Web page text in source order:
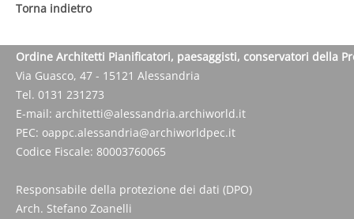
Torna indietro
Ordine Architetti Pianificatori, paesaggisti, conservatori della
Via Guasco, 47 - 15121 Alessandria
Tel. 0131 231273
E-mail: architetti@alessandria.archiworld.it
PEC: oappc.alessandria@archiworldpec.it
Codice Fiscale: 80003760065
Responsabile della protezione dei dati (DPO)
Arch. Stefano Zoanelli